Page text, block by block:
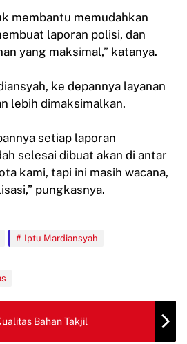
membantu memudahkan
laporan polisi, dan
yang maksimal,” katanya.
ke depannya layanan
lebih dimaksimalkan.
setiap laporan
selesai dibuat akan di antar
kami, tapi ini masih wacana,
pungkasnya.
Iptu Mardiansyah
Bahan Takjil